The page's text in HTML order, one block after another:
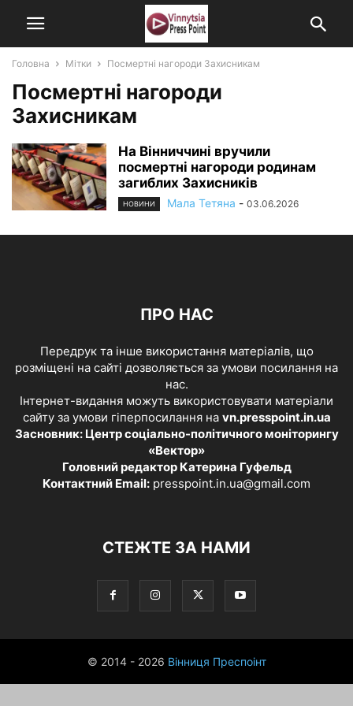
Головна Мітки Посмертні нагороди Захисникам
Посмертні нагороди
Захисникам
На Вінниччині вручили
посмертні нагороди родинам
загиблих Захисників
НОВИНИ Мала Тетяна - 03.06.2026
ПРО НАС
Передрук та інше використання матеріалів, що
розміщені на сайті дозволяється за умови посилання на
нас.
Інтернет-видання можуть використовувати матеріали
сайту за умови гіперпосилання на vn.presspoint.in.ua
Засновник: Центр соціально-політичного моніторингу
«Вектор»
Головний редактор Катерина Гуфельд
Контактний Email: presspoint.in.ua@gmail.com
СТЕЖТЕ ЗА НАМИ
© 2014 - 2026 Вінниця Преспоінт